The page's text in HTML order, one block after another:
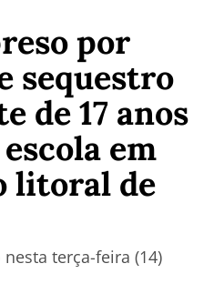
por
sequestro
de 17 anos
em
litoral de
terça-feira (14)